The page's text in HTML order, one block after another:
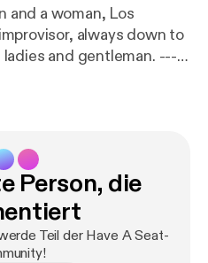
and a woman, Los
always down to
and gentleman. ---
Person, die
Teil der Have A Seat-